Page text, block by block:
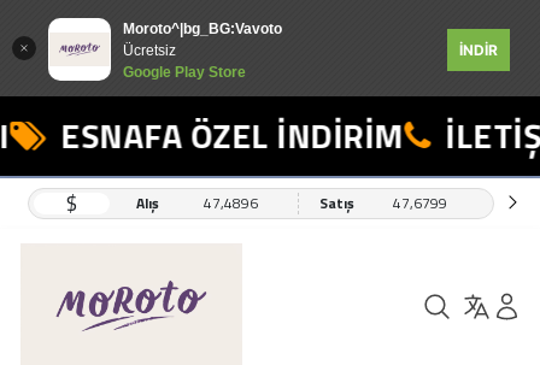
Moroto^|bg_BG:Vavoto
Ücretsiz
Google Play Store
İNDİR
ESNAFA ÖZEL İNDİRİM
$ Alış 47,4896 Satış 47,6799